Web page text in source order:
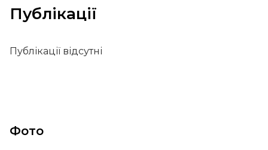
Публікації
Публікації відсутні
Фото